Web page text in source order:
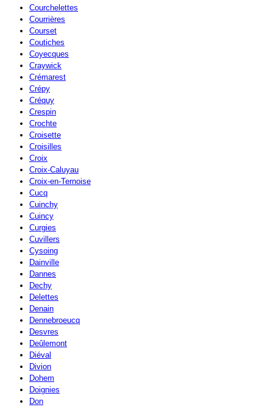
Courchelettes
Courrières
Courset
Coutiches
Coyecques
Craywick
Crémarest
Crépy
Créquy
Crespin
Crochte
Croisette
Croisilles
Croix
Croix-Caluyau
Croix-en-Ternoise
Cucq
Cuinchy
Cuincy
Curgies
Cuvillers
Cysoing
Dainville
Dannes
Dechy
Delettes
Denain
Dennebroeucq
Desvres
Deûlemont
Diéval
Divion
Dohem
Doignies
Don